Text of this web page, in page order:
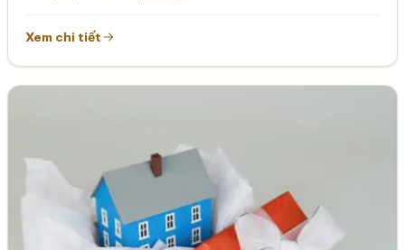
Xem chi tiết